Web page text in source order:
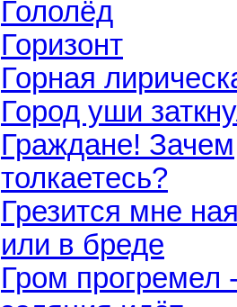
Гололёд
Горизонт
Горная
Город уши
Граждане! Зачем
толкаетесь?
Грезится мне
или в бреде
Гром прогремел